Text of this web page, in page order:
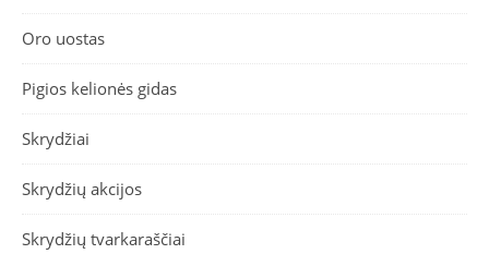
Oro uostas
Pigios kelionės gidas
Skrydžiai
Skrydžių akcijos
Skrydžių tvarkaraščiai